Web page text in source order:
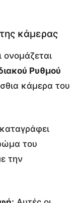
κάμερας
ονομάζεται
Ρυθμού
κάμερα του
του
την